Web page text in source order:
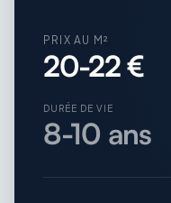
PRIX AU M²
20-22 €
DURÉE DE VIE
8-10 ans